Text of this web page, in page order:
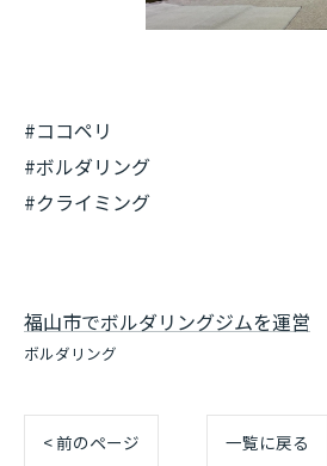
#ココペリ
#ボルダリング
#クライミング
福山市でボルダリングジムを運営
ボルダリング
< 前のページ 一覧に戻る